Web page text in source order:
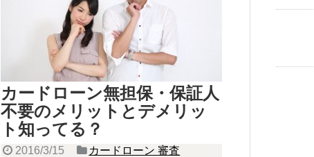
カードローン無担保・保証人
不要のメリットとデメリッ
ト知ってる？
2016/3/15
カードローン 審査